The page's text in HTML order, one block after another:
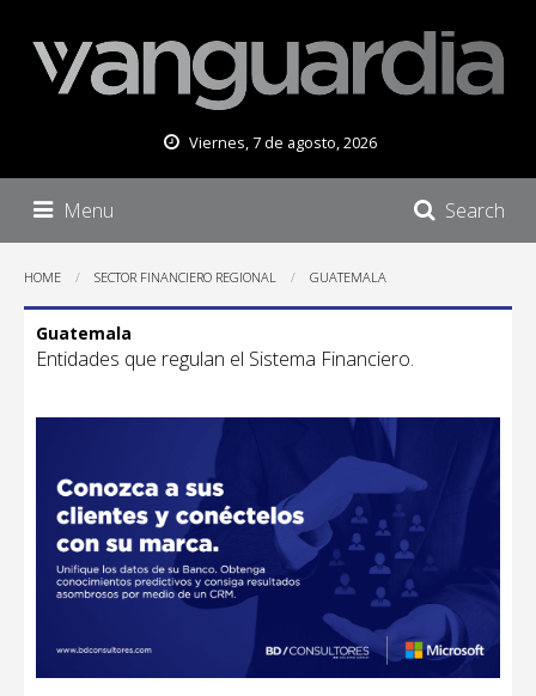
Viernes, 7 de agosto, 2026
Menu Search
HOME SECTOR FINANCIERO REGIONAL GUATEMALA
Guatemala
Entidades que regulan el Sistema Financiero.